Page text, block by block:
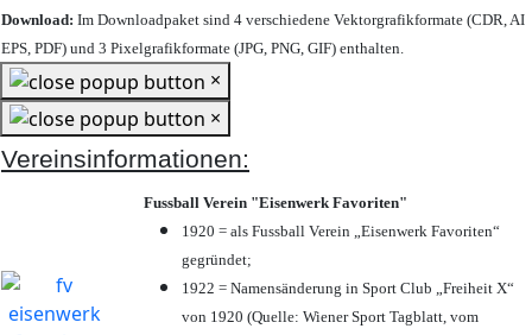
Download: Im Downloadpaket sind 4 verschiedene Vektorgrafikformate (CDR, AI
EPS, PDF) und 3 Pixelgrafikformate (JPG, PNG, GIF) enthalten.
×
×
Vereinsinformationen:
Fussball Verein "Eisenwerk Favoriten"
1920 = als Fussball Verein „Eisenwerk Favoriten“
gegründet;
1922 = Namensänderung in Sport Club „Freiheit X“
von 1920 (Quelle: Wiener Sport Tagblatt, vom